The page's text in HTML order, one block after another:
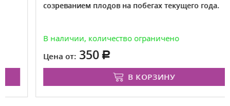
созреванием плодов на побегах текущего года.
В наличии, количество ограничено
Цена от: 350
В КОРЗИНУ